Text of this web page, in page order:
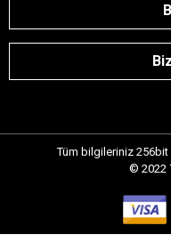
Tüm bilgileriniz 256bit
© 2022